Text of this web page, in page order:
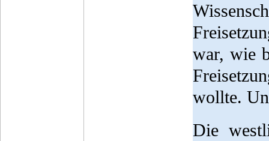
war, wie
wollte.
Die